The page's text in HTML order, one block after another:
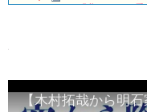
／ドラマ『悲しくて、
体調が悪い夫に
NEW!